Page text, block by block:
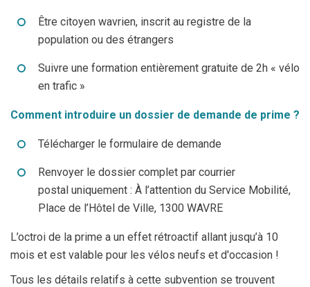
Jeune
Journaliste
Nouvel habitant
Parent
Touriste
Location de salles
Offres d'emploi
Règlements communaux
Objets trouvés
Grands chantiers
Chantiers en cours
Être citoyen wavrien, inscrit au registre de la
population ou des étrangers
Suivre une formation entièrement gratuite de 2h « vélo
en trafic »
Comment introduire un dossier de demande de prime ?
Télécharger le formulaire de demande
Renvoyer le dossier complet par courrier
postal uniquement : À l’attention du Service Mobilité,
Place de l’Hôtel de Ville, 1300 WAVRE
L’octroi de la prime a un effet rétroactif allant jusqu’à 10
mois et est valable pour les vélos neufs et d'occasion !
Tous les détails relatifs à cette subvention se trouvent